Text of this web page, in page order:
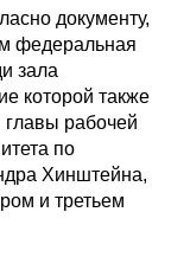
документу,
федеральная
зала
которой также
главы рабочей
по
Хинштейна,
и третьем